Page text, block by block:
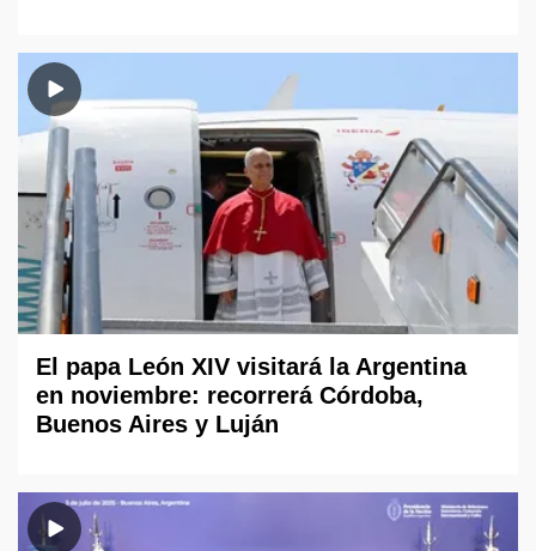
El papa León XIV visitará la Argentina
en noviembre: recorrerá Córdoba,
Buenos Aires y Luján